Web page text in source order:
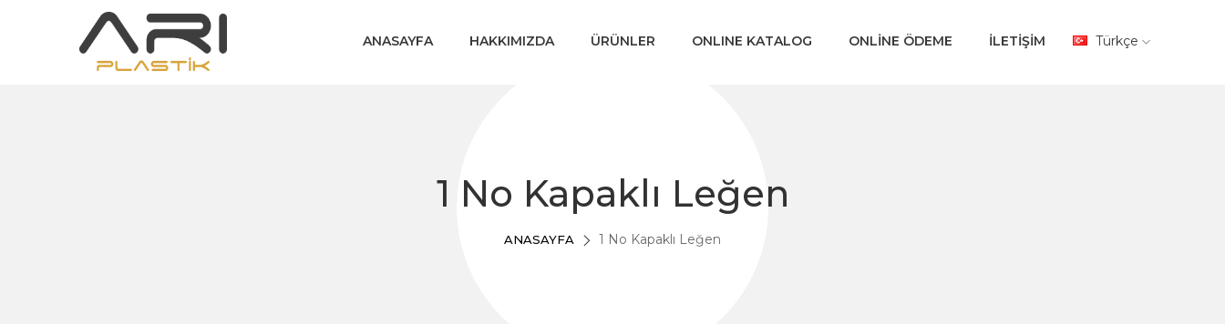
ANASAYFA HAKKIMIZDA ÜRÜNLER ONLINE KATALOG ONLİNE ÖDEME İLETİŞİM Türkçe
1 No Kapaklı Leğen
ANASAYFA 1 No Kapaklı Leğen